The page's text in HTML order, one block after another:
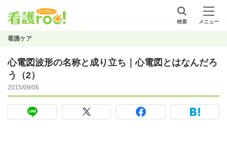
検索 メニュー
看護ケア
心電図波形の名称と成り立ち｜心電図とはなんだろ
う（2）
2015/09/06